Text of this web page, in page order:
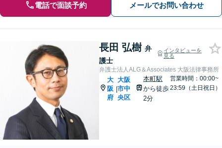
電話で面談予約 メールでお問い合わせ
長田 弘樹 弁
護士
インタビューを
見る
弁護士法人ALG＆Associates 大阪法律事務所
大
阪
府
|
大阪
市中
央区
本町駅
から徒歩
2分
営業時間：00:00~
23:59（土日祝日）